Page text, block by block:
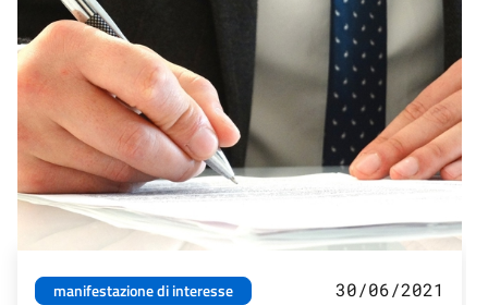
manifestazione di interesse
30/06/2021